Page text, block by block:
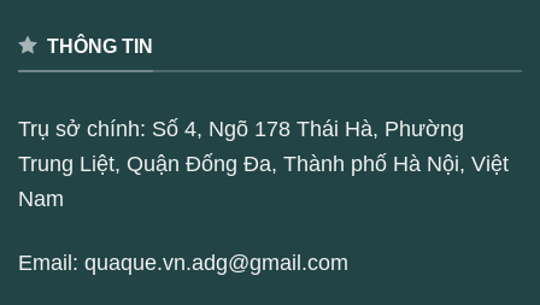
THÔNG TIN
Trụ sở chính: Số 4, Ngõ 178 Thái Hà, Phường
Trung Liệt, Quận Đống Đa, Thành phố Hà Nội, Việt
Nam
Email: quaque.vn.adg@gmail.com